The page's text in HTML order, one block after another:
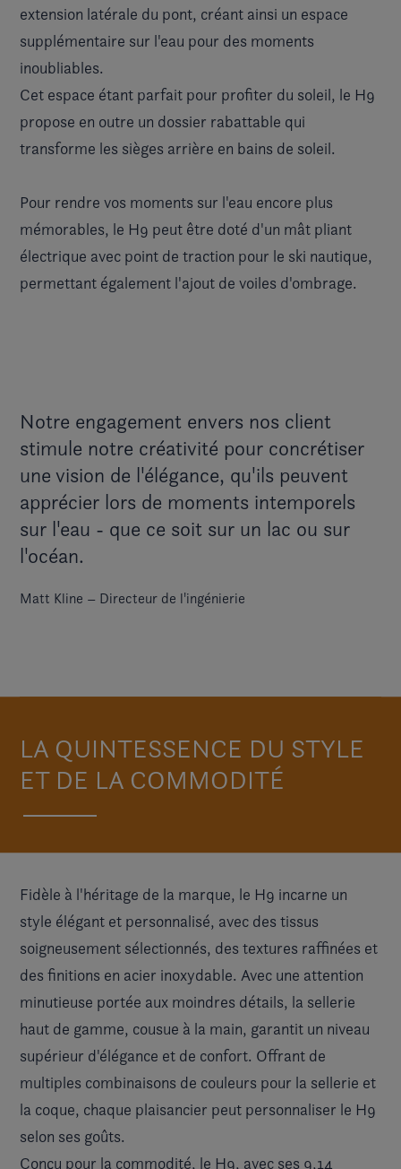
extension latérale du pont, créant ainsi un espace
supplémentaire sur l'eau pour des moments
inoubliables.
Cet espace étant parfait pour profiter du soleil, le H9
propose en outre un dossier rabattable qui
transforme les sièges arrière en bains de soleil.
Pour rendre vos moments sur l'eau encore plus
mémorables, le H9 peut être doté d'un mât pliant
électrique avec point de traction pour le ski nautique,
permettant également l'ajout de voiles d'ombrage.
Notre engagement envers nos client
stimule notre créativité pour concrétiser
une vision de l'élégance, qu'ils peuvent
apprécier lors de moments intemporels
sur l'eau - que ce soit sur un lac ou sur
l'océan.
Matt Kline – Directeur de l'ingénierie
LA QUINTESSENCE DU STYLE
ET DE LA COMMODITÉ
Fidèle à l'héritage de la marque, le H9 incarne un
style élégant et personnalisé, avec des tissus
soigneusement sélectionnés, des textures raffinées et
des finitions en acier inoxydable. Avec une attention
minutieuse portée aux moindres détails, la sellerie
haut de gamme, cousue à la main, garantit un niveau
supérieur d'élégance et de confort. Offrant de
multiples combinaisons de couleurs pour la sellerie et
la coque, chaque plaisancier peut personnaliser le H9
selon ses goûts.
Conçu pour la commodité, le H9, avec ses 9,14